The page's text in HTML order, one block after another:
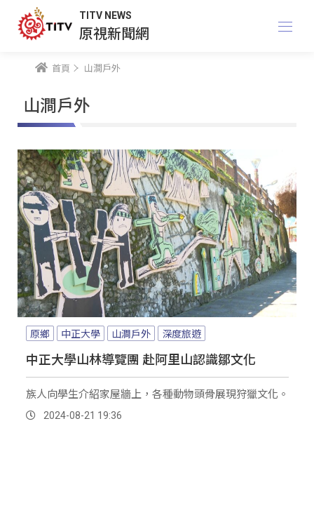
TITV NEWS
原視新聞網
首頁 山澗戶外
山澗戶外
原鄉 中正大學 山澗戶外 深度旅遊
中正大學山林導覽團 赴阿里山認識鄒文化
族人向學生介紹家屋牆上，各種動物頭骨展現狩獵文化。
2024-08-21 19:36